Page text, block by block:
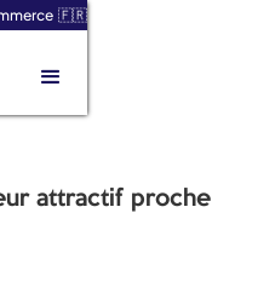
🇫🇷
attractif proche